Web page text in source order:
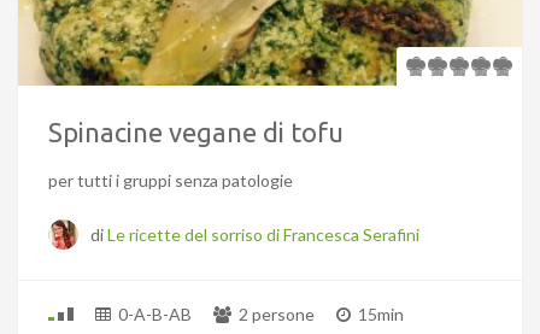
Spinacine vegane di tofu
per tutti i gruppi senza patologie
diLe ricette del sorriso di Francesca Serafini
0-A-B-AB 2 persone 15min